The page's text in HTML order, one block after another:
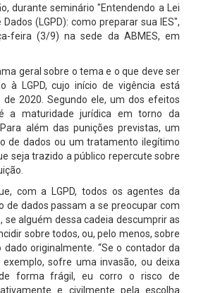
durante seminário "Entendendo a Lei
(LGPD): como preparar sua IES",
feira (3/9) na sede da ABMES, em
geral sobre o tema e o que deve ser
à LGPD, cujo início de vigência está
2020. Segundo ele, um dos efeitos
a maturidade jurídica em torno da
além das punições previstas, um
de dados ou um tratamento ilegítimo
seja trazido a público repercute sobre
com a LGPD, todos os agentes da
de dados passam a se preocupar com
se alguém dessa cadeia descumprir as
sobre todos, ou, pelo menos, sobre
originalmente. “Se o contador da
sofre uma invasão, ou deixa
forma frágil, eu corro o risco de
e civilmente pela escolha